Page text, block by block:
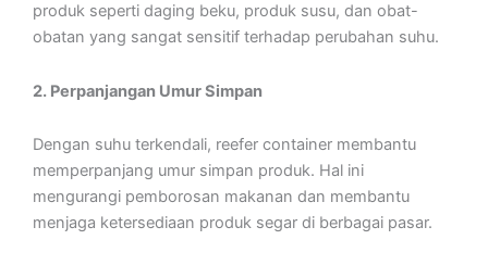
produk seperti daging beku, produk susu, dan obat-
obatan yang sangat sensitif terhadap perubahan suhu.
2. Perpanjangan Umur Simpan
Dengan suhu terkendali, reefer container membantu
memperpanjang umur simpan produk. Hal ini
mengurangi pemborosan makanan dan membantu
menjaga ketersediaan produk segar di berbagai pasar.